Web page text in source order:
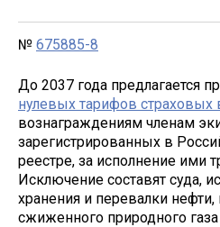
№ 675885-8
До 2037 года предлагается
нулевых тарифов страховых
вознаграждениям членам
зарегистрированных в
реестре, за исполнение ими
Исключение составят суда,
хранения и перевалки нефти,
сжиженного природного